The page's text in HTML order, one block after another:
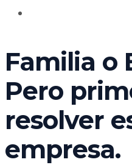
Familia o
Pero
resolver
empresa.